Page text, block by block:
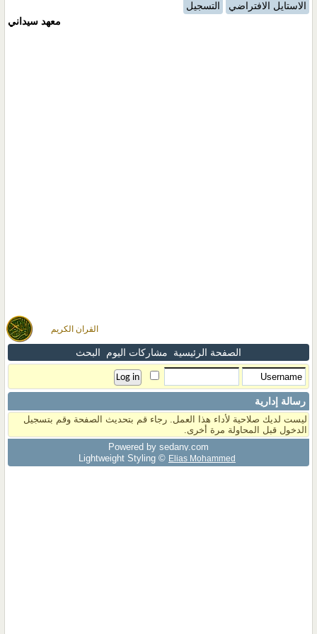
القران الكريم
الاستايل الافتراضي
التسجيل
معهد سيداني
الصفحة الرئيسية مشاركات اليوم البحث
رسالة إدارية
ليست لديك صلاحية لأداء هذا العمل. رجاء قم بتحديث الصفحة وقم بتسجيل
الدخول قبل المحاولة مرة أخرى.
Powered by sedany.com
Lightweight Styling © Elias Mohammed